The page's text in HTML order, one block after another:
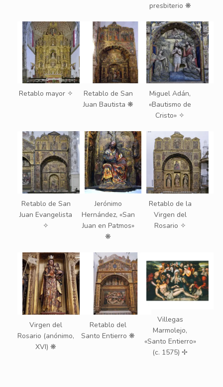
presbiterio ❋
Retablo mayor ✧
Retablo de San
Juan Bautista ❋
Miguel Adán,
«Bautismo de
Cristo» ✧
Retablo de San
Juan Evangelista
✧
Jerónimo
Hernández, «San
Juan en Patmos»
❋
Retablo de la
Virgen del
Rosario ✧
Virgen del
Rosario (anónimo,
XVI) ❋
Retablo del
Santo Entierro ❋
Villegas
Marmolejo,
«Santo Entierro»
(c. 1575) ✢